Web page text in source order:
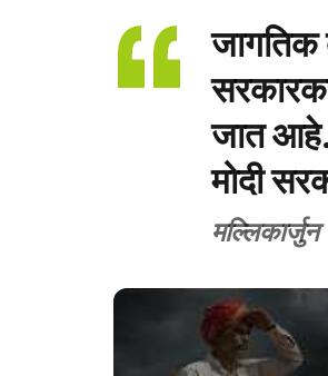
जागतिक
जात आहे.
मोदी